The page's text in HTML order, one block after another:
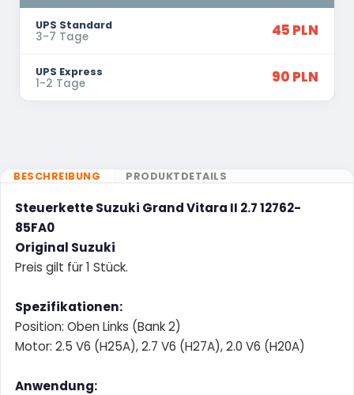
UPS Standard
3-7 Tage 45 PLN
UPS Express
1-2 Tage 90 PLN
BESCHREIBUNG PRODUKTDETAILS
Steuerkette Suzuki Grand Vitara II 2.7 12762-
85FA0
Original Suzuki
Preis gilt für 1 Stück.
Spezifikationen:
Position: Oben Links (Bank 2)
Motor: 2.5 V6 (H25A), 2.7 V6 (H27A), 2.0 V6 (H20A)
Anwendung: